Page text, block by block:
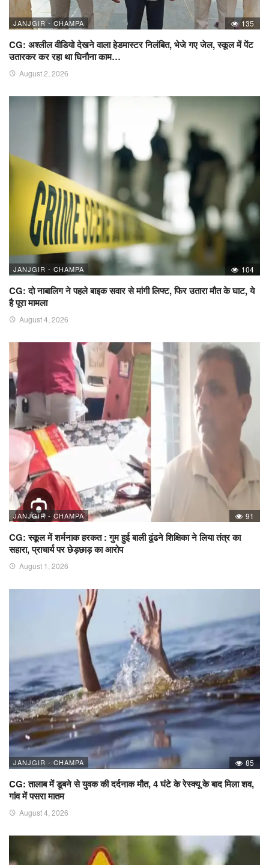
JANJGIR - CHAMPA 135
CG: अश्लील वीडियो देखने वाला हेडमास्टर निलंबित, भेजे गए जेल, स्कूल में पेंट
उतारकर कर रहा था घिनौना काम…
August 2, 2026
JANJGIR - CHAMPA 104
CG: दो नाबालिग ने पहले बाइक सवार से मांगी लिफ्ट, फिर उतारा मौत के घाट, ये
है पूरा मामला
August 4, 2026
JANJGIR - CHAMPA 91
CG: स्कूल में शर्मनाक हरकत : गुम हुई बाली ढूंढने शिक्षिका ने लिया तंत्र का
सहारा, प्राचार्य पर छेड़छाड़ का आरोप
August 1, 2026
JANJGIR - CHAMPA 85
CG: तालाब में डूबने से युवक की दर्दनाक मौत, 4 घंटे के रेस्क्यू के बाद मिला शव,
गांव में पसरा मातम
August 4, 2026